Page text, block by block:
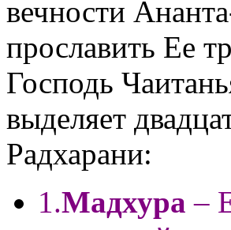
вечности
прославить Ее
Господь
выделяет
Радхарани:
1.Мадхура –